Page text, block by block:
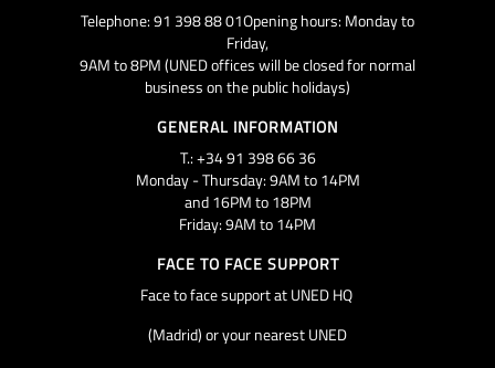
Telephone: 91 398 88 01Opening hours: Monday to
Friday,
9AM to 8PM (UNED offices will be closed for normal
business on the public holidays)
GENERAL INFORMATION
T.: +34 91 398 66 36
Monday - Thursday: 9AM to 14PM
and 16PM to 18PM
Friday: 9AM to 14PM
FACE TO FACE SUPPORT
Face to face support at UNED HQ
(Madrid) or your nearest UNED